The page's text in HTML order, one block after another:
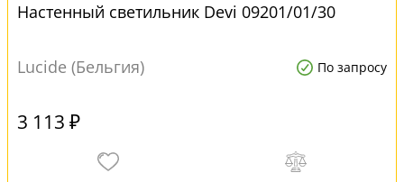
Настенный светильник Devi 09201/01/30
Lucide (Бельгия) По запросу
3 113 ₽